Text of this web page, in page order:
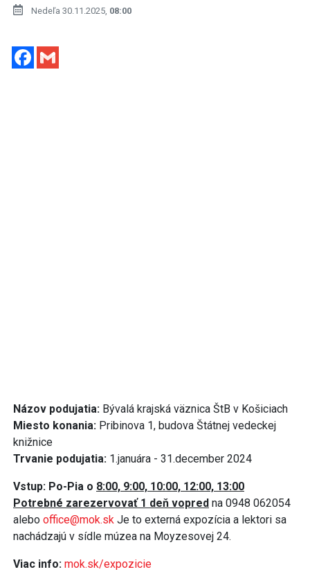
Nedeľa 30.11.2025, 08:00
Facebook
Názov podujatia: Bývalá krajská väznica ŠtB v Košiciach
Miesto konania: Pribinova 1, budova Štátnej vedeckej
knižnice
Trvanie podujatia: 1.januára - 31.december 2024
Vstup: Po-Pia o 8:00, 9:00, 10:00, 12:00, 13:00
Potrebné zarezervovať 1 deň vopred na 0948 062054
alebo office@mok.sk Je to externá expozícia a lektori sa
nachádzajú v sídle múzea na Moyzesovej 24.
Viac info: mok.sk/expozicie